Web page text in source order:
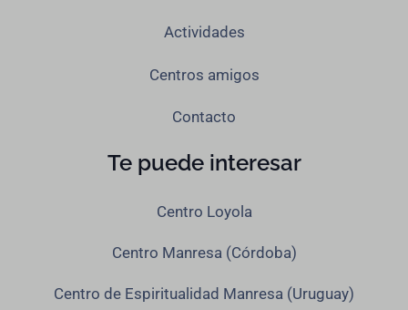
Actividades
Centros amigos
Contacto
Te puede interesar
Centro Loyola
Centro Manresa (Córdoba)
Centro de Espiritualidad Manresa (Uruguay)